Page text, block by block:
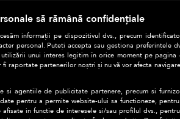
să rămână confidențiale
informații pe dispozitivul dvs., precum
personal. Puteți accepta sau gestiona preferințele
unui interes legitim în orice moment pe pagina
raportate partenerilor noștri și nu vă vor afecta
si agentiile de publicitate partenere, precum si
pentru a permite website-ului sa functioneze,
in functie de interesele si/sau profilul dvs.,